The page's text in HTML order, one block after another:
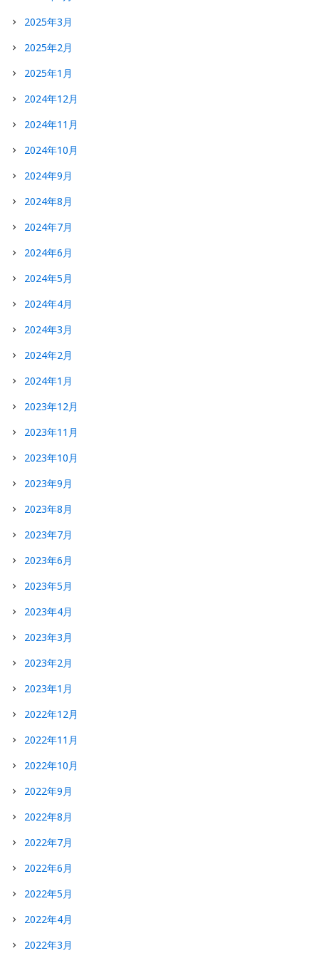
2025年3月
2025年2月
2025年1月
2024年12月
2024年11月
2024年10月
2024年9月
2024年8月
2024年7月
2024年6月
2024年5月
2024年4月
2024年3月
2024年2月
2024年1月
2023年12月
2023年11月
2023年10月
2023年9月
2023年8月
2023年7月
2023年6月
2023年5月
2023年4月
2023年3月
2023年2月
2023年1月
2022年12月
2022年11月
2022年10月
2022年9月
2022年8月
2022年7月
2022年6月
2022年5月
2022年4月
2022年3月